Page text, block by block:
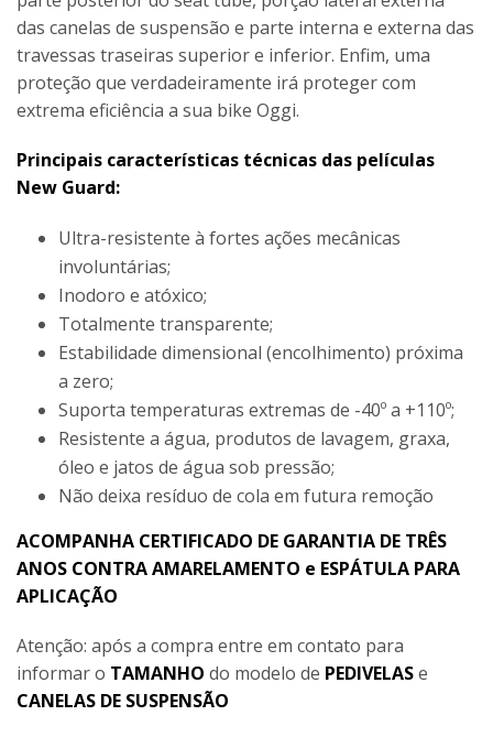
das canelas de suspensão e parte interna e externa das
travessas traseiras superior e inferior. Enfim, uma
proteção que verdadeiramente irá proteger com
extrema eficiência a sua bike Oggi.
Principais características técnicas das películas
New Guard:
Ultra-resistente à fortes ações mecânicas
involuntárias;
Inodoro e atóxico;
Totalmente transparente;
Estabilidade dimensional (encolhimento) próxima
a zero;
Suporta temperaturas extremas de -40º a +110º;
Resistente a água, produtos de lavagem, graxa,
óleo e jatos de água sob pressão;
Não deixa resíduo de cola em futura remoção
ACOMPANHA CERTIFICADO DE GARANTIA DE TRÊS
ANOS CONTRA AMARELAMENTO e ESPÁTULA PARA
APLICAÇÃO
Atenção: após a compra entre em contato para
informar o TAMANHO do modelo de PEDIVELASe
CANELAS DE SUSPENSÃO